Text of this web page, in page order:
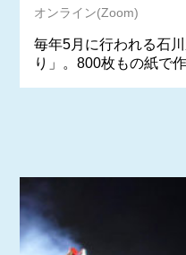
オンライン(Zoom)
毎年5月に行われる石
り」。800枚もの紙で